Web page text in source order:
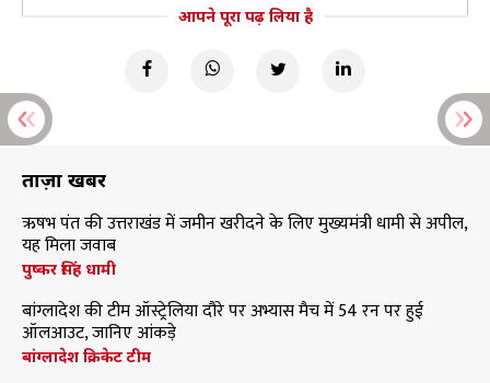
आपने पूरा पढ़ लिया है
ताज़ा खबरें
ऋषभ पंत की उत्तराखंड में जमीन खरीदने के लिए मुख्यमंत्री धामी से अपील,
यह मिला जवाब
पुष्कर सिंह धामी
बांग्लादेश की टीम ऑस्ट्रेलिया दौरे पर अभ्यास मैच में 54 रन पर हुई
ऑलआउट, जानिए आंकड़े
बांग्लादेश क्रिकेट टीम